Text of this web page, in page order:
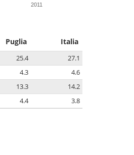
2011
Puglia Italia
25.4
27.1
4.3
4.6
13.3
14.2
4.4 3.8